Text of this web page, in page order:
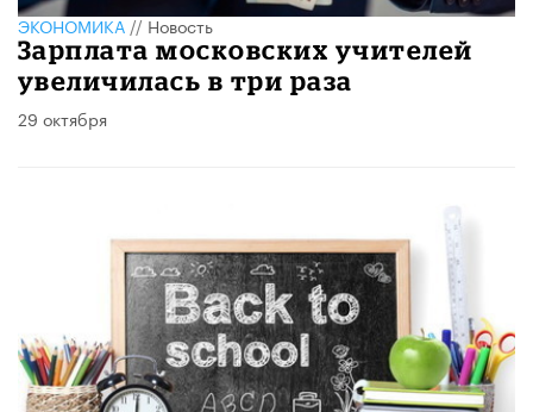
ЭКОНОМИКА//Новость
​Зарплата московских учителей
увеличилась в три раза
29 октября